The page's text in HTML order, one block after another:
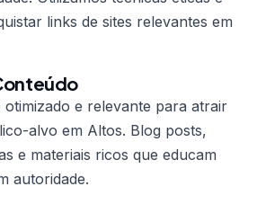
links de sites relevantes em
e relevante para atrair
alvo em Altos. Blog posts,
e materiais ricos que educam
autoridade.